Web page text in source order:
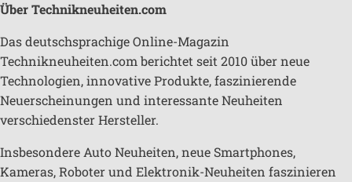
Über Technikneuheiten.com
Das deutschsprachige Online-Magazin
Technikneuheiten.com berichtet seit 2010 über neue
Technologien, innovative Produkte, faszinierende
Neuerscheinungen und interessante Neuheiten
verschiedenster Hersteller.
Insbesondere Auto Neuheiten, neue Smartphones,
Kameras, Roboter und Elektronik-Neuheiten faszinieren